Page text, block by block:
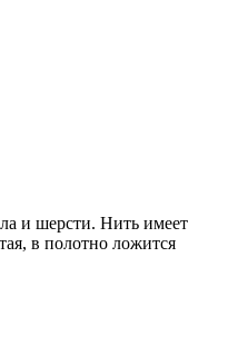
и шерсти. Нить имеет
в полотно ложится